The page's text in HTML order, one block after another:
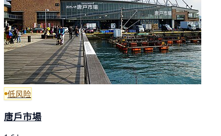
低风险
唐戶市場